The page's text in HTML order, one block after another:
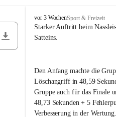
F
r
e
l
l
i
g
e
vor 3 WochenSport & Freizeit
Starker Auftritt beim
Satteins.
Den Anfang machte die
Löschangriff in 48,59
Gruppe auch für das Finale
48,73 Sekunden + 5
Verbesserung in der Wertung.